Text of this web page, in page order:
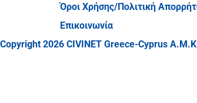
Όροι Χρήσης/Πολιτική
Επικοινωνία
Copyright 2026 CIVINET Greece-Cyprus